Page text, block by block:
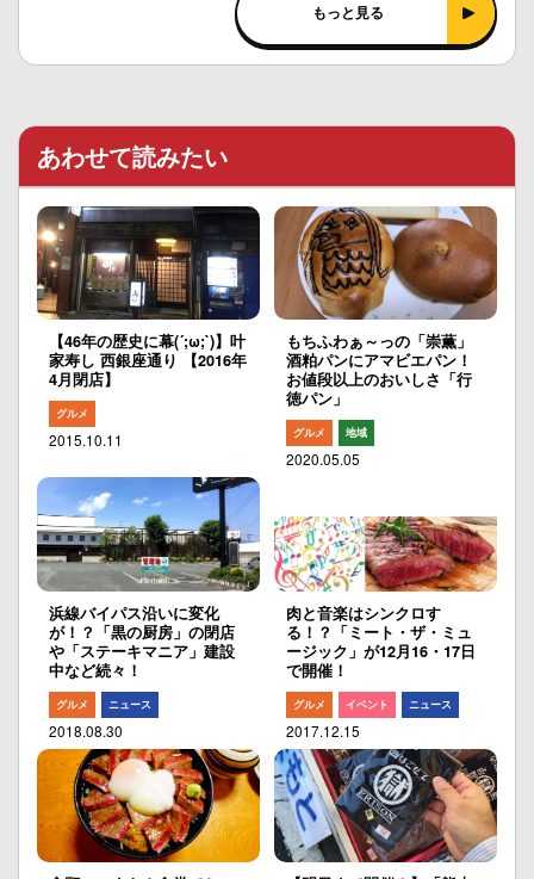
もっと見る
あわせて読みたい
【46年の歴史に幕(´;ω;`)】叶
家寿し 西銀座通り 【2016年
4月閉店】
グルメ
2015.10.11
もちふわぁ～っの「崇薫」
酒粕パンにアマビエパン！
お値段以上のおいしさ「行
徳パン」
グルメ 地域
2020.05.05
浜線バイパス沿いに変化
が！？「黒の厨房」の閉店
や「ステーキマニア」建設
中など続々！
グルメ ニュース
2018.08.30
肉と音楽はシンクロす
る！？「ミート・ザ・ミュ
ージック」が12月16・17日
で開催！
グルメ イベント ニュース
2017.12.15